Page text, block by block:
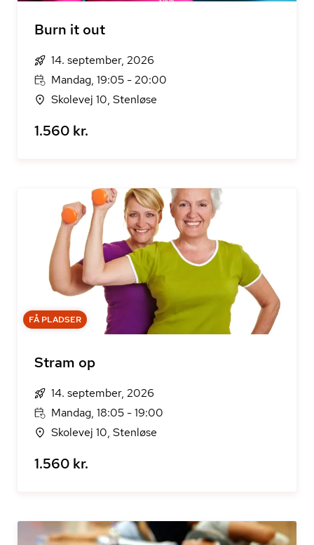
Burn it out
14. september, 2026
Mandag, 19:05 - 20:00
Skolevej 10, Stenløse
1.560 kr.
FÅ PLADSER
Stram op
14. september, 2026
Mandag, 18:05 - 19:00
Skolevej 10, Stenløse
1.560 kr.